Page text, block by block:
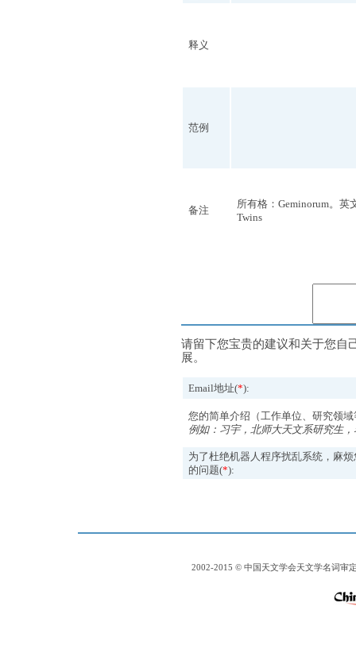
释义
范例
备注
所有格：Geminorum。英
Twins
请留下您宝贵的建议和关于您自
展。
Email地址(*):
您的简单介绍（工作单位、研究领域
例如：习宇，北师大天文系研究生
为了杜绝机器人程序扰乱系统，麻
的问题(*):
2002-2015 © 中国天文学会天文学名词审